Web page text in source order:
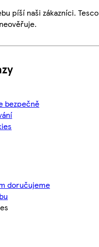
píší naši zákazníci. Tesco
bezpečně
doručujeme